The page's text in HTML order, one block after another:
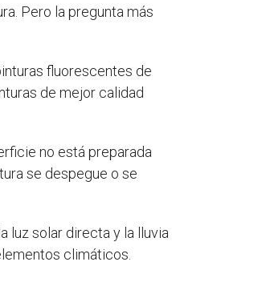
Pero la pregunta más
fluorescentes de
de mejor calidad
no está preparada
se despegue o se
luz solar directa y la lluvia
climáticos.